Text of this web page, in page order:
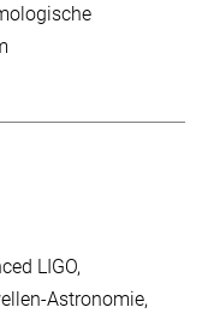
LIGO
Astronomie